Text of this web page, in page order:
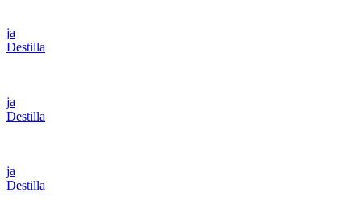
ja
Destilla
ja
Destilla
ja
Destilla